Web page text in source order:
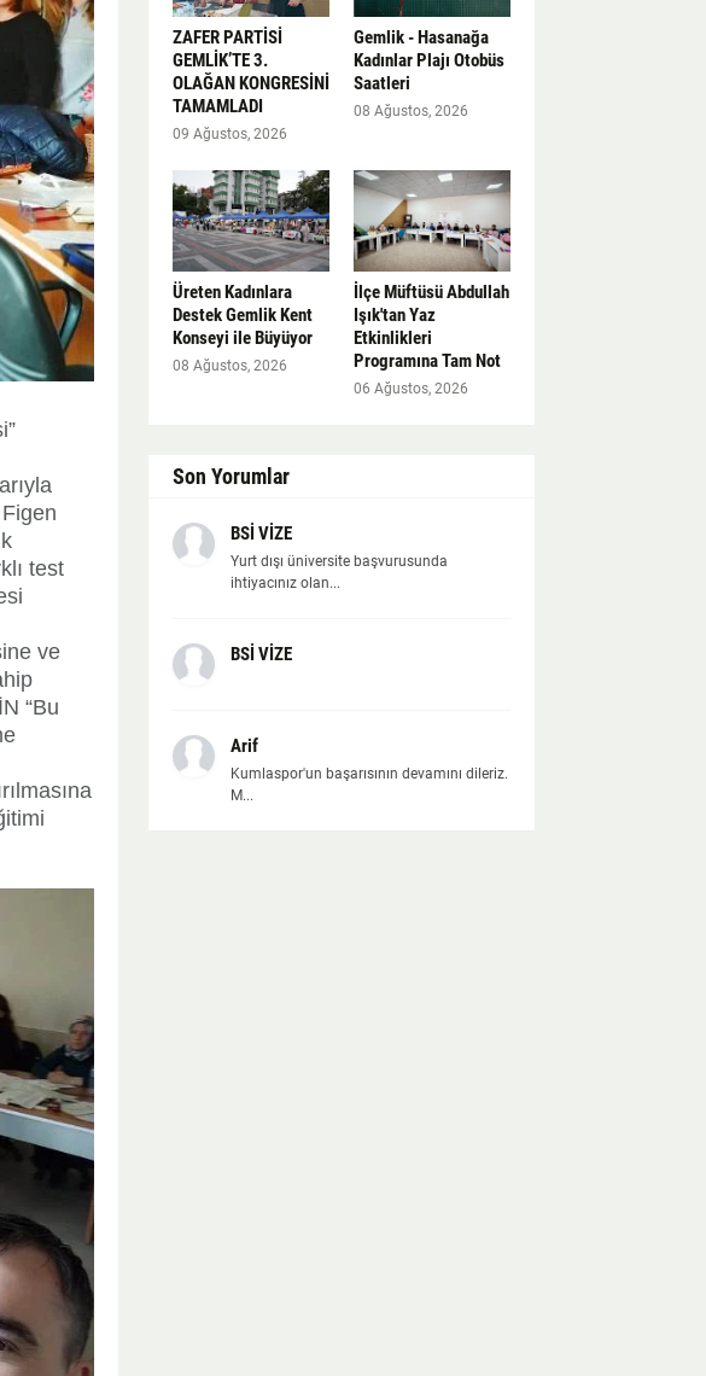
test
ve
“Bu
ZAFER PARTİSİ
GEMLİK’TE 3.
OLAĞAN KONGRESİNİ
TAMAMLADI
09 Ağustos, 2026
Gemlik - Hasanağa
Kadınlar Plajı Otobüs
Saatleri
08 Ağustos, 2026
Üreten Kadınlara
Destek Gemlik Kent
Konseyi ile Büyüyor
08 Ağustos, 2026
İlçe Müftüsü Abdullah
Işık'tan Yaz
Etkinlikleri
Programına Tam Not
06 Ağustos, 2026
Son Yorumlar
BSİ VİZE
Yurt dışı üniversite başvurusunda
ihtiyacınız olan...
BSİ VİZE
Arif
Kumlaspor'un başarısının devamını dileriz.
M...